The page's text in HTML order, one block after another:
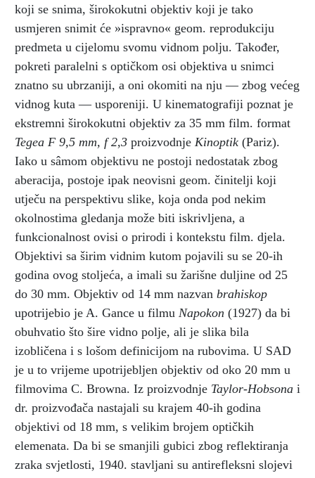
koji se snima, širokokutni objektiv koji je tako
usmjeren snimit će »ispravno« geom. reprodukciju
predmeta u cijelomu svomu vidnom polju. Također,
pokreti paralelni s optičkom osi objektiva u snimci
znatno su ubrzaniji, a oni okomiti na nju — zbog većeg
vidnog kuta — usporeniji. U kinematografiji poznat je
ekstremni širokokutni objektiv za 35 mm film. format
Tegea F 9,5 mm, f 2,3 proizvodnje Kinoptik (Pariz).
Iako u sâmom objektivu ne postoji nedostatak zbog
aberacija, postoje ipak neovisni geom. činitelji koji
utječu na perspektivu slike, koja onda pod nekim
okolnostima gledanja može biti iskrivljena, a
funkcionalnost ovisi o prirodi i kontekstu film. djela.
Objektivi sa širim vidnim kutom pojavili su se 20-ih
godina ovog stoljeća, a imali su žarišne duljine od 25
do 30 mm. Objektiv od 14 mm nazvan brahiskop
upotrijebio je A. Gance u filmu Napokon (1927) da bi
obuhvatio što šire vidno polje, ali je slika bila
izobličena i s lošom definicijom na rubovima. U SAD
je u to vrijeme upotrijebljen objektiv od oko 20 mm u
filmovima C. Browna. Iz proizvodnje Taylor-Hobsona i
dr. proizvođača nastajali su krajem 40-ih godina
objektivi od 18 mm, s velikim brojem optičkih
elemenata. Da bi se smanjili gubici zbog reflektiranja
zraka svjetlosti, 1940. stavljani su antirefleksni slojevi